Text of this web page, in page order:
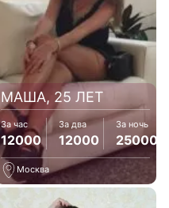
МАША, 25 ЛЕТ
За час
12000
За два
12000
За ночь
25000
Москва